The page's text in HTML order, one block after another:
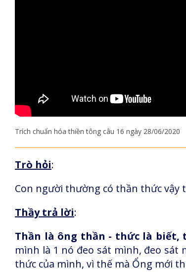
Trích chuẩn hóa thiền tông câu 16 ngày 28/06/2020
Trò hỏi:
Con người thường có thần thức vậy
Thầy trả lời:
Thần là ông thần - thức là biết,
mình là 1 nó đeo sát mình, đeo
thức của mình, vì thế mà Ổng mới